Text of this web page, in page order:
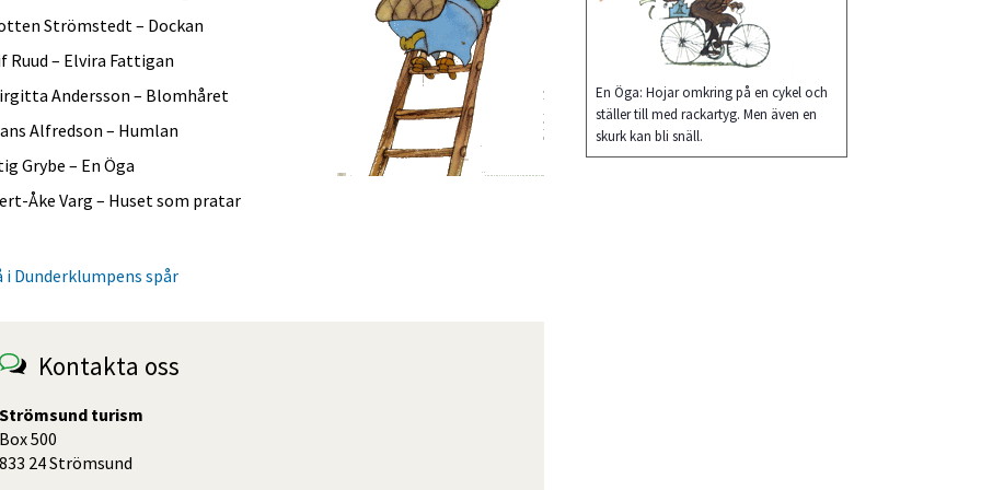
Strömstedt – Dockan
Ruud – Elvira Fattigan
Andersson – Blomhåret
Alfredson – Humlan
Grybe – En Öga
Åke Varg – Huset som pratar
i Dunderklumpens spår
En Öga: Hojar omkring på en cykel och
ställer till med rackartyg. Men även en
skurk kan bli snäll.
Kontakta oss
Strömsund turism
Box 500
833 24 Strömsund